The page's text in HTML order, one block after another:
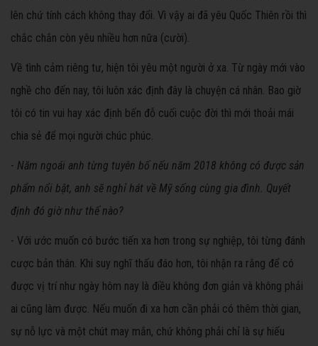
lên chứ tính cách không thay đổi. Vì vậy ai đã yêu Quốc Thiên rồi thì
chắc chắn còn yêu nhiều hơn nữa (cười).
Về tình cảm riêng tư, hiện tôi yêu một người ở xa. Từ ngày mới vào
nghề cho đến nay, tôi luôn xác định đây là chuyện cá nhân. Bao giờ
tôi có tin vui hay xác định bến đỗ cuối cuộc đời thì mới thoải mái
chia sẻ để mọi người chúc phúc.
- Năm ngoái anh từng tuyên bố nếu năm 2018 không có được sản
phẩm nổi bật, anh sẽ nghỉ hát về Mỹ sống cùng gia đình. Quyết
định đó giờ như thế nào?
- Với ước muốn có bước tiến xa hơn trong sự nghiệp, tôi từng đánh
cược bản thân. Khi suy nghĩ thấu đáo hơn, tôi nhận ra rằng để có
được vị trí như ngày hôm nay là điều không đơn giản và không phải
ai cũng làm được. Nếu muốn đi xa hơn cần phải có thêm thời gian,
sự nỗ lực và một chút may mắn, chứ không phải chỉ là sự hiếu